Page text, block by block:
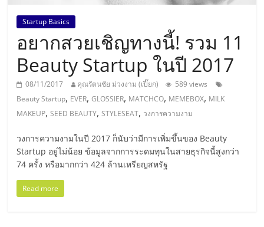
ธุรกิจ
เอ
ส
เอ็
มอี
ไทย,
Startup Basics
อยากสวยเชิญทางนี้! รวม 11
Beauty Startup ในปี 2017
08/11/2017 คุณรัตนชัย ม่วงงาม (เปี๊ยก)
589 views
Beauty Startup, EVER,GLOSSIER, MATCHCO, MEMEBOX, MILK
MAKEUP,SEED BEAUTY,STYLESEAT, วงการความงาม
วงการความงามในปี 2017 ก็นับว่ามีการเพิ่มขึ้นของ Beauty
Startup อยู่ไม่น้อย ข้อมูลจากการระดมทุนในสายธุรกิจนี้สูงกว่า
74 ครั้ง หรือมากกว่า 424 ล้านเหรียญสหรัฐ
Read more